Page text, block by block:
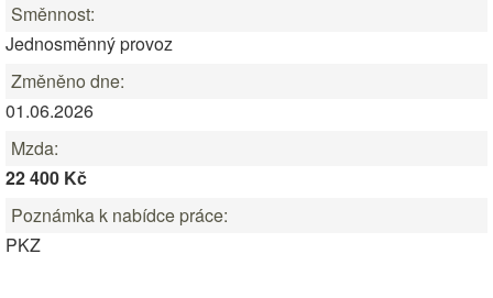
Směnnost:
Jednosměnný provoz
Změněno dne:
01.06.2026
Mzda:
22 400 Kč
Poznámka k nabídce práce:
PKZ